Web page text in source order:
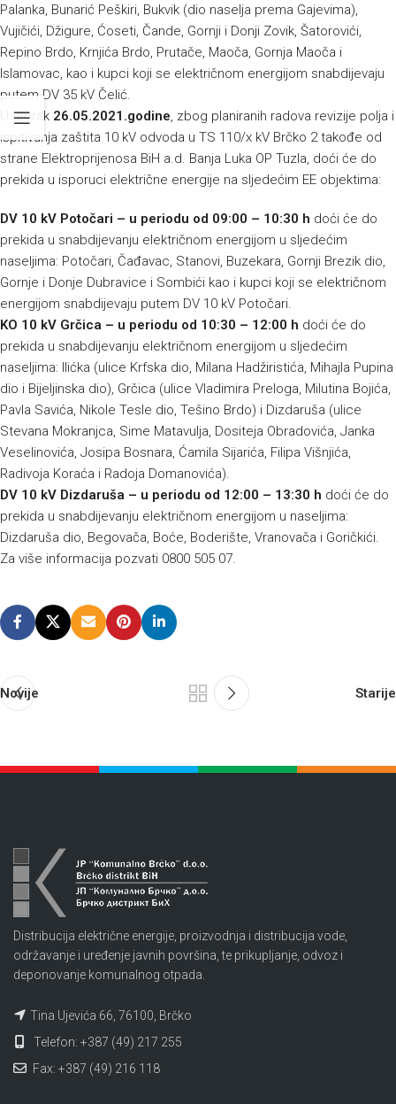
Palanka, Bunarić Peškiri, Bukvik (dio naselja prema Gajevima),
Vujičići, Džigure, Ćoseti, Čande, Gornji i Donji Zovik, Šatorovići,
Repino Brdo, Krnjića Brdo, Prutače, Maoča, Gornja Maoča i
Islamovac, kao i kupci koji se električnom energijom snabdijevaju
putem DV 35 kV Čelić.
U utorak 26.05.2021.godine, zbog planiranih radova revizije polja i
ispitivanja zaštita 10 kV odvoda u TS 110/x kV Brčko 2 takođe od
strane Elektroprijenosa BiH a.d. Banja Luka OP Tuzla, doći će do
prekida u isporuci električne energije na sljedećim EE objektima:
DV 10 kV Potočari – u periodu od 09:00 – 10:30 h doći će do
prekida u snabdijevanju električnom energijom u sljedećim
naseljima: Potočari, Čađavac, Stanovi, Buzekara, Gornji Brezik dio,
Gornje i Donje Dubravice i Sombići kao i kupci koji se električnom
energijom snabdijevaju putem DV 10 kV Potočari.
KO 10 kV Grčica – u periodu od 10:30 – 12:00 h doći će do
prekida u snabdijevanju električnom energijom u sljedećim
naseljima: Ilićka (ulice Krfska dio, Milana Hadžiristića, Mihajla Pupina
dio i Bijeljinska dio), Grčica (ulice Vladimira Preloga, Milutina Bojića,
Pavla Savića, Nikole Tesle dio, Tešino Brdo) i Dizdaruša (ulice
Stevana Mokranjca, Sime Matavulja, Dositeja Obradovića, Janka
Veselinovića, Josipa Bosnara, Ćamila Sijarića, Filipa Višnjića,
Radivoja Koraća i Radoja Domanovića).
DV 10 kV Dizdaruša – u periodu od 12:00 – 13:30 h doći će do
prekida u snabdijevanju električnom energijom u naseljima:
Dizdaruša dio, Begovača, Boće, Boderište, Vranovača i Goričkići.
Za više informacija pozvati 0800 505 07.
Novije Starije
Distribucija električne energije, proizvodnja i distribucija vode,
održavanje i uređenje javnih površina, te prikupljanje, odvoz i
deponovanje komunalnog otpada.
Tina Ujevića 66, 76100, Brčko
Telefon: +387 (49) 217 255
Fax: +387 (49) 216 118